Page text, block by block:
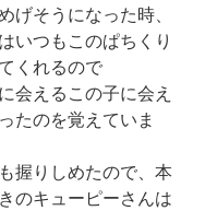
げそうになった時、
いつもこのぱちくり
くれるので
会えるこの子に会え
たのを覚えていま
握りしめたので、本
のキューピーさんは